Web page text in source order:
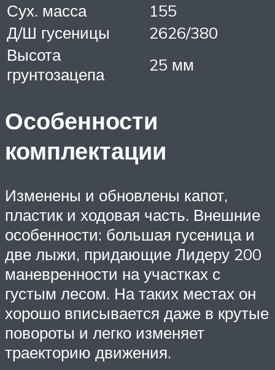
Сух. масса
155
Д/Ш гусеницы
2626/380
Высота
грунтозацепа
25 мм
Особенности
комплектации
Изменены и обновлены капот,
пластик и ходовая часть. Внешние
особенности: большая гусеница и
две лыжи, придающие Лидеру 200
маневренности на участках с
густым лесом. На таких местах он
хорошо вписывается даже в крутые
повороты и легко изменяет
траекторию движения.